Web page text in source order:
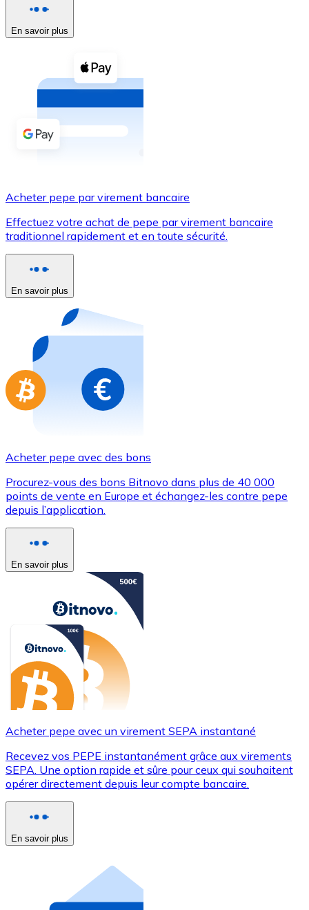
Voir toutes
Coupons crypto
Acheter avec espèces
Virement SEPA
Ajoutez des fonds à votre compte Bitnovo ou
Utilisez les cartes Visa et Mastercard pour acheter
Acheter avec carte
Boutique - Cartes
Achetez des cartes-cadeaux de vos marques
Aller à la boutique de cartes-cadeaux
En savoir plus
Acheter pepe par virement bancaire
Effectuez votre achat de pepe par virement bancaire
traditionnel rapidement et en toute sécurité.
En savoir plus
Acheter pepe avec des bons
Procurez-vous des bons Bitnovo dans plus de 40 000
points de vente en Europe et échangez-les contre pepe
depuis l’application.
En savoir plus
Acheter pepe avec un virement SEPA instantané
Recevez vos PEPE instantanément grâce aux virements
SEPA. Une option rapide et sûre pour ceux qui souhaitent
opérer directement depuis leur compte bancaire.
En savoir plus